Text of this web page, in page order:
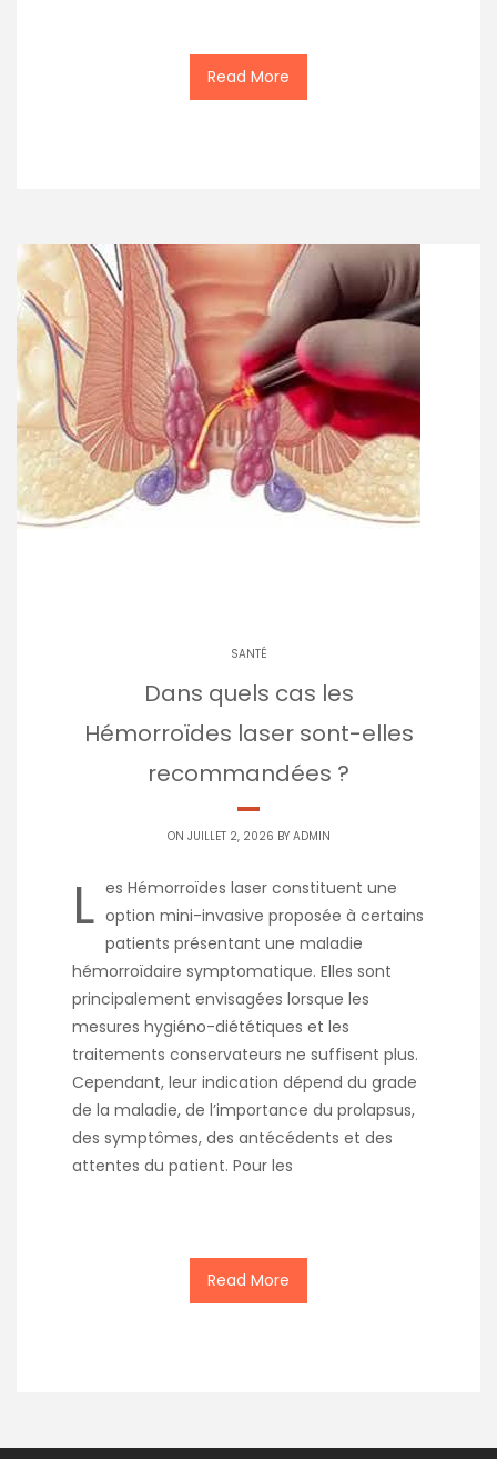
Read More
SANTÉ
Dans quels cas les
Hémorroïdes laser sont-elles
recommandées ?
ON JUILLET 2, 2026 BY ADMIN
L es Hémorroïdes laser constituent une
option mini-invasive proposée à certains
patients présentant une maladie
hémorroïdaire symptomatique. Elles sont
principalement envisagées lorsque les
mesures hygiéno-diététiques et les
traitements conservateurs ne suffisent plus.
Cependant, leur indication dépend du grade
de la maladie, de l’importance du prolapsus,
des symptômes, des antécédents et des
attentes du patient. Pour les
Read More